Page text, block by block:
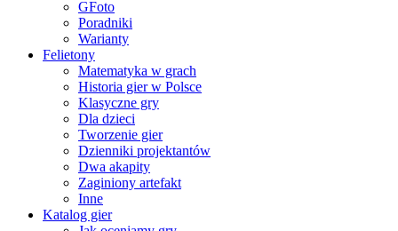
GFoto
Poradniki
Warianty
Felietony
Matematyka w grach
Historia gier w Polsce
Klasyczne gry
Dla dzieci
Tworzenie gier
Dzienniki projektantów
Dwa akapity
Zaginiony artefakt
Inne
Katalog gier